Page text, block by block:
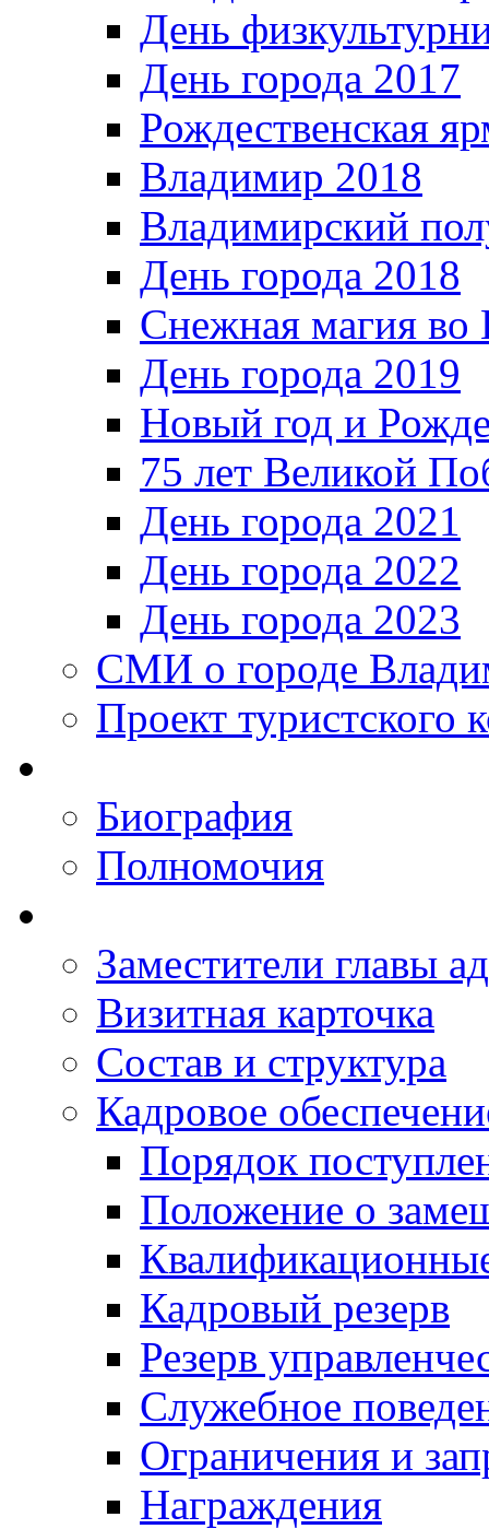
День
День города 2017
Рождественская
Владимир 2018
Владимирский
День города 2018
Снежная магия во
День города 2019
Новый год и
75 лет Великой
День города 2021
День города 2022
День города 2023
СМИ о городе
Проект туристского
Биография
Полномочия
Заместители главы
Визитная карточка
Состав и структура
Кадровое
Порядок
Положение о
Кадровый резерв
Резерв
Служебное
Ограничения и
Награждения